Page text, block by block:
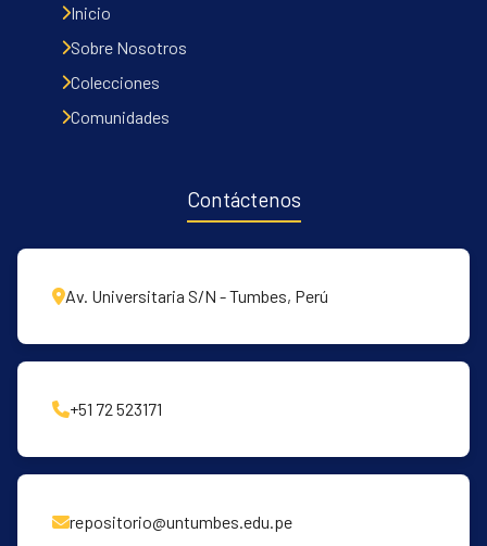
Communities & Collections
All of DSpace
Inicio
Sobre Nosotros
Colecciones
Comunidades
Contáctenos
Av. Universitaria S/N - Tumbes, Perú
+51 72 523171
repositorio@untumbes.edu.pe